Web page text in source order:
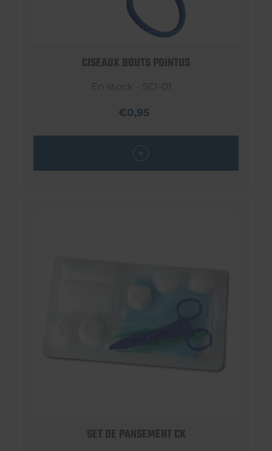
CISEAUX BOUTS POINTUS
En stock - SCI-01
€0,95
SET DE PANSEMENT CK